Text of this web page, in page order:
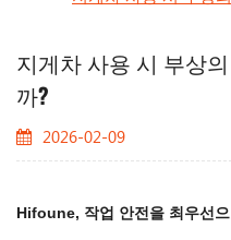
지게차 사용 시 부상
까?
2026-02-09
Hifoune, 작업 안전을 최우선